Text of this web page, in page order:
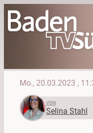
Mo., 20.03.2023 ,
VON
Selina Stahl